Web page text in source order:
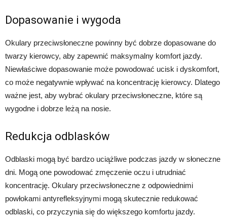
Dopasowanie i wygoda
Okulary przeciwsłoneczne powinny być dobrze dopasowane do
twarzy kierowcy, aby zapewnić maksymalny komfort jazdy.
Niewłaściwe dopasowanie może powodować ucisk i dyskomfort,
co może negatywnie wpływać na koncentrację kierowcy. Dlatego
ważne jest, aby wybrać okulary przeciwsłoneczne, które są
wygodne i dobrze leżą na nosie.
Redukcja odblasków
Odblaski mogą być bardzo uciążliwe podczas jazdy w słoneczne
dni. Mogą one powodować zmęczenie oczu i utrudniać
koncentrację. Okulary przeciwsłoneczne z odpowiednimi
powłokami antyrefleksyjnymi mogą skutecznie redukować
odblaski, co przyczynia się do większego komfortu jazdy.